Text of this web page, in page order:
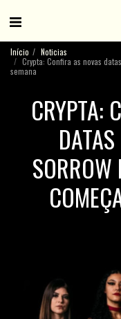
Início
Noticias
Crypta: Confira as novas
semana
CRYPTA: